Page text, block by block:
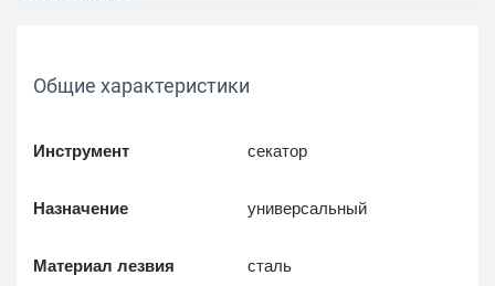
Общие характеристики
Инструмент секатор
Назначение универсальный
Материал лезвия сталь